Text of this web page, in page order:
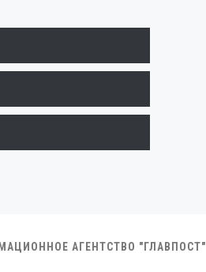
АГЕНТСТВО "ГЛАВПОСТ"